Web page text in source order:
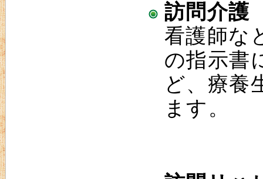
訪問介護
看護師な
の指示書
ど、療養
ます。